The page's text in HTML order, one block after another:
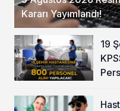
Kararı Yayımlandı!
19